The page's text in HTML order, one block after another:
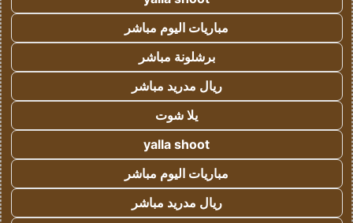
مباريات اليوم مباشر
برشلونة مباشر
ريال مدريد مباشر
يلا شوت
yalla shoot
مباريات اليوم مباشر
ريال مدريد مباشر